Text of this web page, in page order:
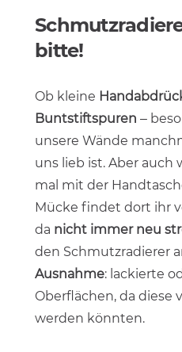
bitte!
Ob kleine
Buntstiftspuren –
unsere Wände
uns lieb ist. Aber auch
mal mit der
Mücke findet dort ihr
da nicht immer neu
den Schmutzradierer
Ausnahme: lackierte
Oberflächen, da diese
werden könnten.